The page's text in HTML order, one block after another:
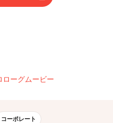
ローグムービー
コーポレート